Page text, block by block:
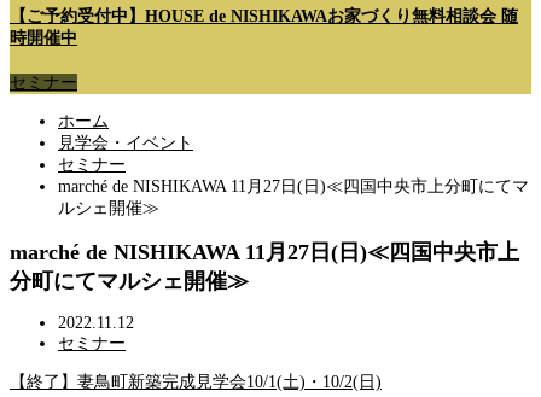
【ご予約受付中】HOUSE de NISHIKAWAお家づくり無料相談会 随
時開催中
セミナー
ホーム
見学会・イベント
セミナー
marché de NISHIKAWA 11月27日(日)≪四国中央市上分町にてマ
ルシェ開催≫
marché de NISHIKAWA 11月27日(日)≪四国中央市上
分町にてマルシェ開催≫
2022.11.12
セミナー
【終了】妻鳥町新築完成見学会10/1(土)・10/2(日)